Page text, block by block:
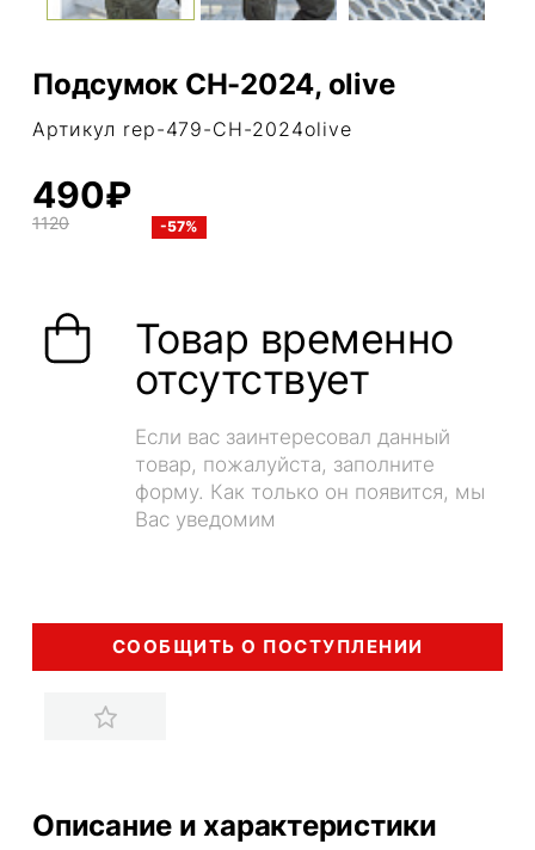
Подсумок CH-2024, olive
Артикул rep-479-CH-2024olive
490₽
1120 -57%
Товар временно
отсутствует
Если вас заинтересовал данный
товар, пожалуйста, заполните
форму. Как только он появится, мы
Вас уведомим
СООБЩИТЬ О ПОСТУПЛЕНИИ
Описание и характеристики